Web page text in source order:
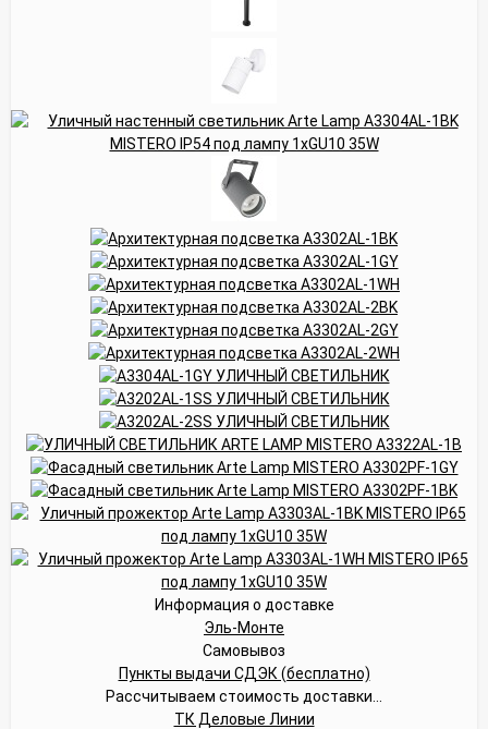
Информация о доставке
Эль-Монте
Самовывоз
Пункты выдачи СДЭК (бесплатно)
Рассчитываем стоимость доставки...
ТК Деловые Линии